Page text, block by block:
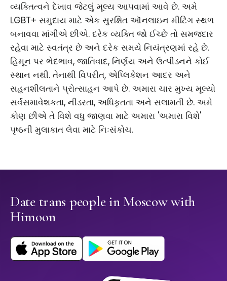
વ્યક્તિત્વને દેખાવ જેટલું મૂલ્ય આપવામાં આવે છે. અમે
LGBT+ સમુદાય માટે એક સુરક્ષિત ઑનલાઇન મીટિંગ સ્થળ
બનાવવા માંગીએ છીએ. દરેક વ્યક્તિ જો ઈચ્છે તો સમજદાર
રહેવા માટે સ્વતંત્ર છે અને દરેક સમયે નિયંત્રણમાં રહે છે.
હિમૂન પર ભેદભાવ, જાતિવાદ, નિર્ણય અને ઉત્પીડનને કોઈ
સ્થાન નથી. તેનાથી વિપરીત, એપ્લિકેશન આદર અને
સહનશીલતાને પ્રોત્સાહન આપે છે. અમારા ચાર મુખ્ય મૂલ્યો
સર્વસમાવેશકતા, નીડરતા, અધિકૃતતા અને સલામતી છે. અમે
કોણ છીએ તે વિશે વધુ જાણવા માટે અમારા 'અમારા વિશે'
પૃષ્ઠની મુલાકાત લેવા માટે નિઃસંકોચ.
Date trans people in Moscow with
Himoon